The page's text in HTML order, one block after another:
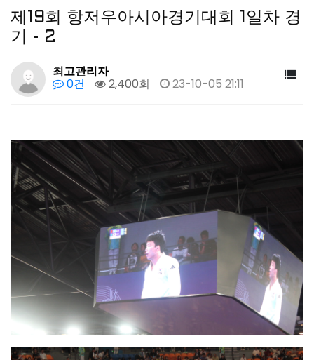
제19회 항저우아시아경기대회 1일차 경
기 - 2
최고관리자
0건 2,400회 23-10-05 21:11